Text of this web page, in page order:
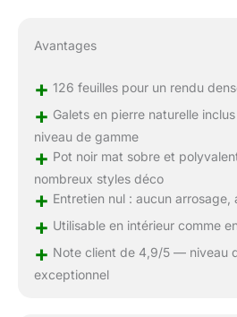
Avantages
+ 126 feuilles pour un rendu
+ Galets en pierre naturelle
niveau de gamme
+ Pot noir mat sobre et
nombreux styles déco
+ Entretien nul : aucun arrosage,
+ Utilisable en intérieur comme
+ Note client de 4,9/5 — niveau
exceptionnel